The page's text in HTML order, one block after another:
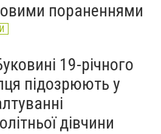
пораненнями
19-річного
підозрюють у
дівчини